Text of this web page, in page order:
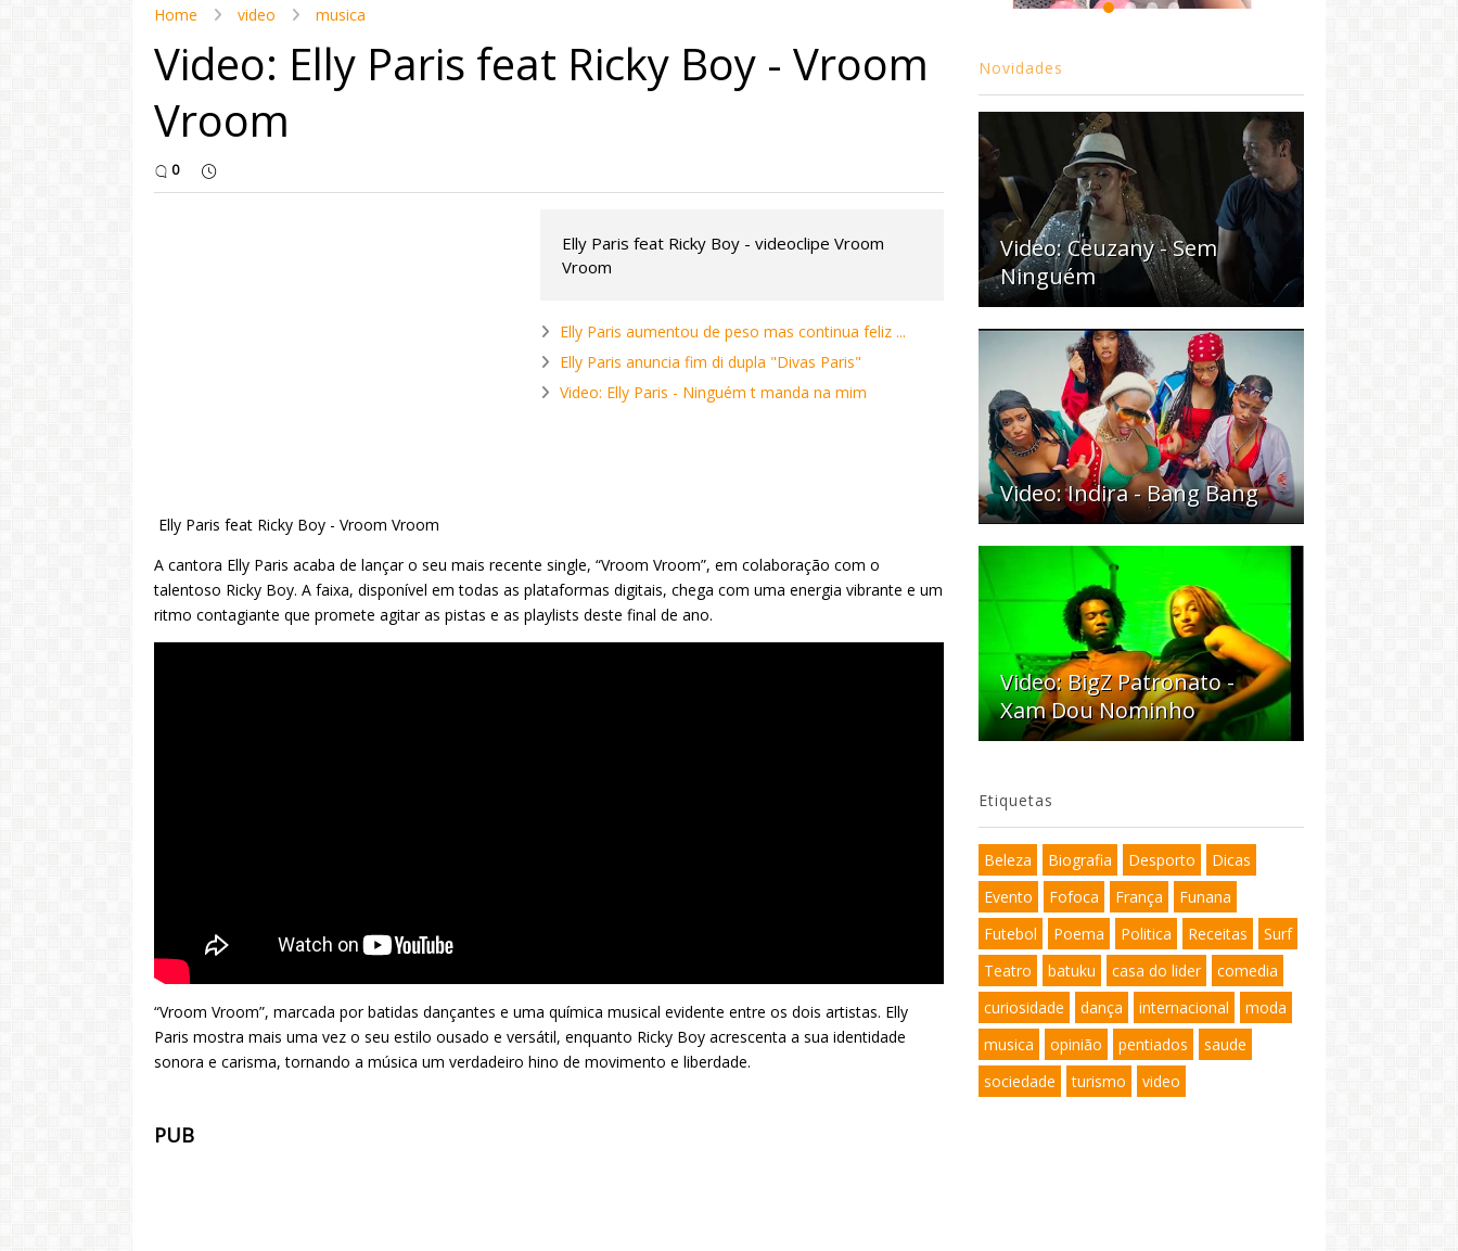
Home video musica
Video: Elly Paris feat Ricky Boy - Vroom
Vroom
0
Elly Paris feat Ricky Boy - videoclipe Vroom
Vroom
Elly Paris aumentou de peso mas continua feliz ...
Elly Paris anuncia fim di dupla "Divas Paris"
Video: Elly Paris - Ninguém t manda na mim
Elly Paris feat Ricky Boy - Vroom Vroom
A cantora Elly Paris acaba de lançar o seu mais recente single, “Vroom Vroom”, em colaboração com o
talentoso Ricky Boy. A faixa, disponível em todas as plataformas digitais, chega com uma energia vibrante e um
ritmo contagiante que promete agitar as pistas e as playlists deste final de ano.
“Vroom Vroom”, marcada por batidas dançantes e uma química musical evidente entre os dois artistas. Elly
Paris mostra mais uma vez o seu estilo ousado e versátil, enquanto Ricky Boy acrescenta a sua identidade
sonora e carisma, tornando a música um verdadeiro hino de movimento e liberdade.
PUB
Novidades
Video: Ceuzany - Sem
Ninguém
Video: Indira - Bang Bang
Video: BigZ Patronato -
Xam Dou Nominho
Etiquetas
Beleza Biografia Desporto
Dicas
Evento
Fofoca França
Funana
Futebol
Poema Politica Receitas
Surf
Teatro
batuku casa do lider
comedia
curiosidade
dança internacional
moda
musica
opinião pentiados
saude
sociedade
turismo video